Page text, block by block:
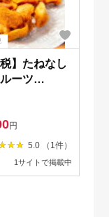
】たねなし
ーツ
円
5.0 （1件）
1サイトで掲載中